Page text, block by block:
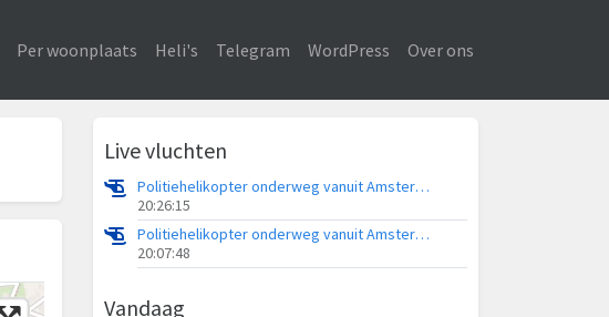
Per woonplaats Heli's Telegram WordPress Over ons
Live vluchten
Politiehelikopter onderweg vanuit Amsterdam Vliegveld Schiphol
20:26:15
Politiehelikopter onderweg vanuit Amsterdam Vliegveld Schiphol
20:07:48
Vandaag